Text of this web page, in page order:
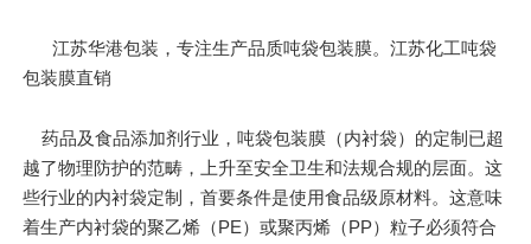
江苏华港包装，专注生产品质吨袋包装膜。江苏化工吨袋
包装膜直销
药品及食品添加剂行业，吨袋包装膜（内衬袋）的定制已超
越了物理防护的范畴，上升至安全卫生和法规合规的层面。这
些行业的内衬袋定制，首要条件是使用食品级原材料。这意味
着生产内衬袋的聚乙烯（PE）或聚丙烯（PP）粒子必须符合